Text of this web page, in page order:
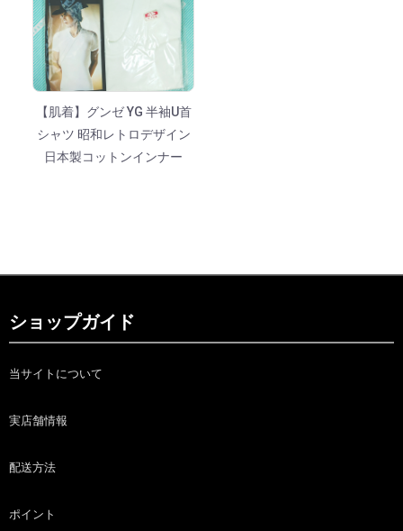
【肌着】グンゼ YG 半袖U首
シャツ 昭和レトロデザイン
日本製コットンインナー
ショップガイド
当サイトについて
実店舗情報
配送方法
ポイント